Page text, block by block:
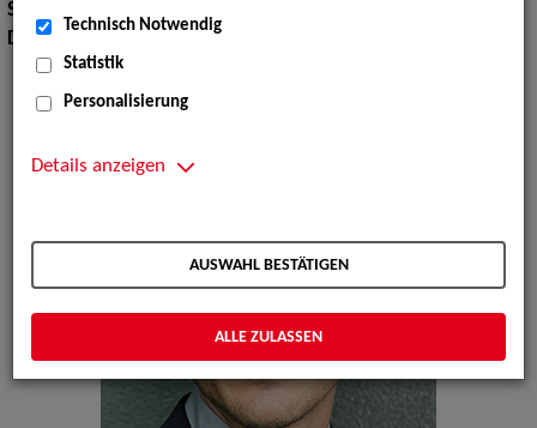
Sprachen:
Dialekte:
Bayerisch, Schwäbisch
Technisch Notwendig
Statistik
Personalisierung
Details anzeigen
AUSWAHL BESTÄTIGEN
ALLE ZULASSEN